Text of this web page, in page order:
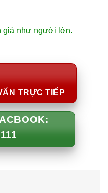
giá như người lớn.
TRỰC TIẾP